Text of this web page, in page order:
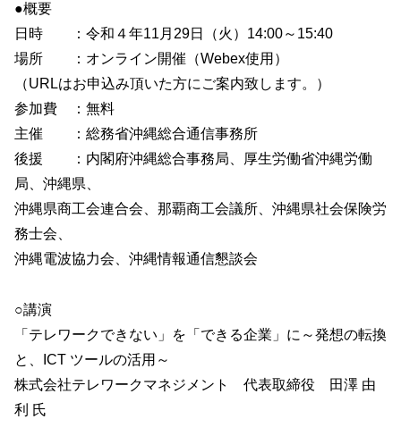
●概要
日時 ：令和４年11月29日（火）14:00～15:40
場所 ：オンライン開催（Webex使用）
（URLはお申込み頂いた方にご案内致します。）
参加費 ：無料
主催 ：総務省沖縄総合通信事務所
後援 ：内閣府沖縄総合事務局、厚生労働省沖縄労働
局、沖縄県、
沖縄県商工会連合会、那覇商工会議所、沖縄県社会保険労
務士会、
沖縄電波協力会、沖縄情報通信懇談会
○講演
「テレワークできない」を「できる企業」に～発想の転換
と、ICT ツールの活用～
株式会社テレワークマネジメント 代表取締役 田澤 由
利 氏